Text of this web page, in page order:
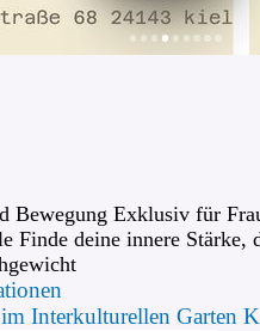
Bewegung Exklusiv für
Finde deine innere Stärke,
Interkulturellen Garten